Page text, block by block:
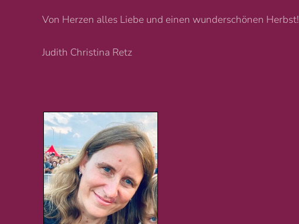
Von Herzen alles Liebe und einen wunderschönen Herbst!
Judith Christina Retz